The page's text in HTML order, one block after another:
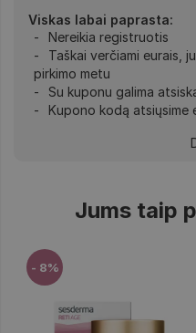
Viskas labai paprasta:
Nereikia registruotis
Taškai verčiami eurais,
pirkimo metu
Su kuponu galima
Kupono kodą atsiųsime
Jums taip
- 8%